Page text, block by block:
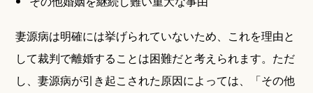
妻源病は明確には挙げられていないため、これを理由と
して裁判で離婚することは困難だと考えられます。ただ
し、妻源病が引き起こされた原因によっては、「その他